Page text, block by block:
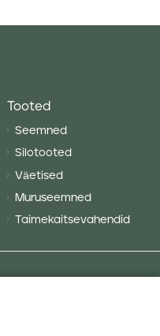
Tooted
Seemned
Silotooted
Väetised
Muruseemned
Taimekaitsevahendid